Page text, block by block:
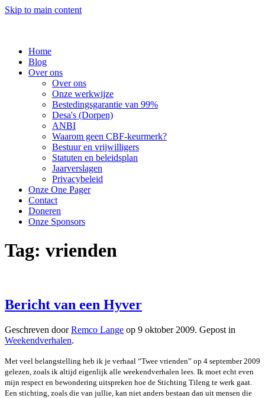
Skip to main content
Home
Blog
Over ons
Over ons
Onze werkwijze
Bestedingsgarantie van 99%
Desa's (Dorpen)
ANBI
Waarom geen CBF-keurmerk?
Bestuur en vrijwilligers
Statuten en beleidsplan
Jaarverslagen
Privacybeleid
Onze One Pager
Contact
Doneren
Onze Sponsors
Tag: vrienden
Bericht van een Hyver
Geschreven doorRemco Lange op 9 oktober 2009. Gepost in
Weekendverhalen.
Met veel belangstelling heb ik je verhaal “Twee vrienden” op 4 september 2009
gelezen, zoals ik altijd eigenlijk alle weekendverhalen lees. Ik moet echt even
mijn respect en bewondering uitspreken hoe de Stichting Tileng te werk gaat.
Een stichting, zoals die van jullie, kan niet anders bestaan dan uit mensen die